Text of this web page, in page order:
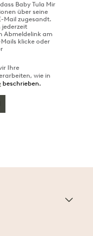
Baby Tula Mir
über seine
Mail zugesandt.
jederzeit
Abmeldelink am
klicke oder
Ihre
wie in
beschrieben.